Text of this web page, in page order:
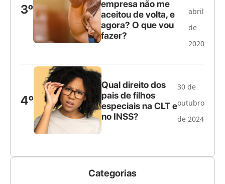
3º
empresa não me
aceitou de volta, e
agora? O que vou
fazer?
abril
de
2020
4º
Qual direito dos
pais de filhos
especiais na CLT e
no INSS?
30 de
outubro
de 2024
Categorias